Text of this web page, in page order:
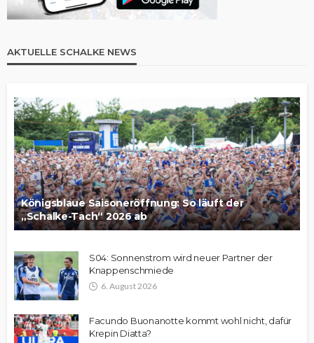
AKTUELLE SCHALKE NEWS
Königsblaue Saisoneröffnung: So läuft der
„Schalke-Tach“ 2026 ab
S04: Sonnenstrom wird neuer Partner der
Knappenschmiede
6. August 2026
Facundo Buonanotte kommt wohl nicht, dafür
Krepin Diatta?